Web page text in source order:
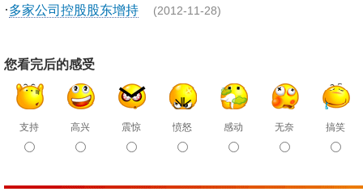
·多家公司控股股东增持 (2012-11-28)
您看完后的感受
支持 高兴 震惊 愤怒 感动 无奈 搞笑